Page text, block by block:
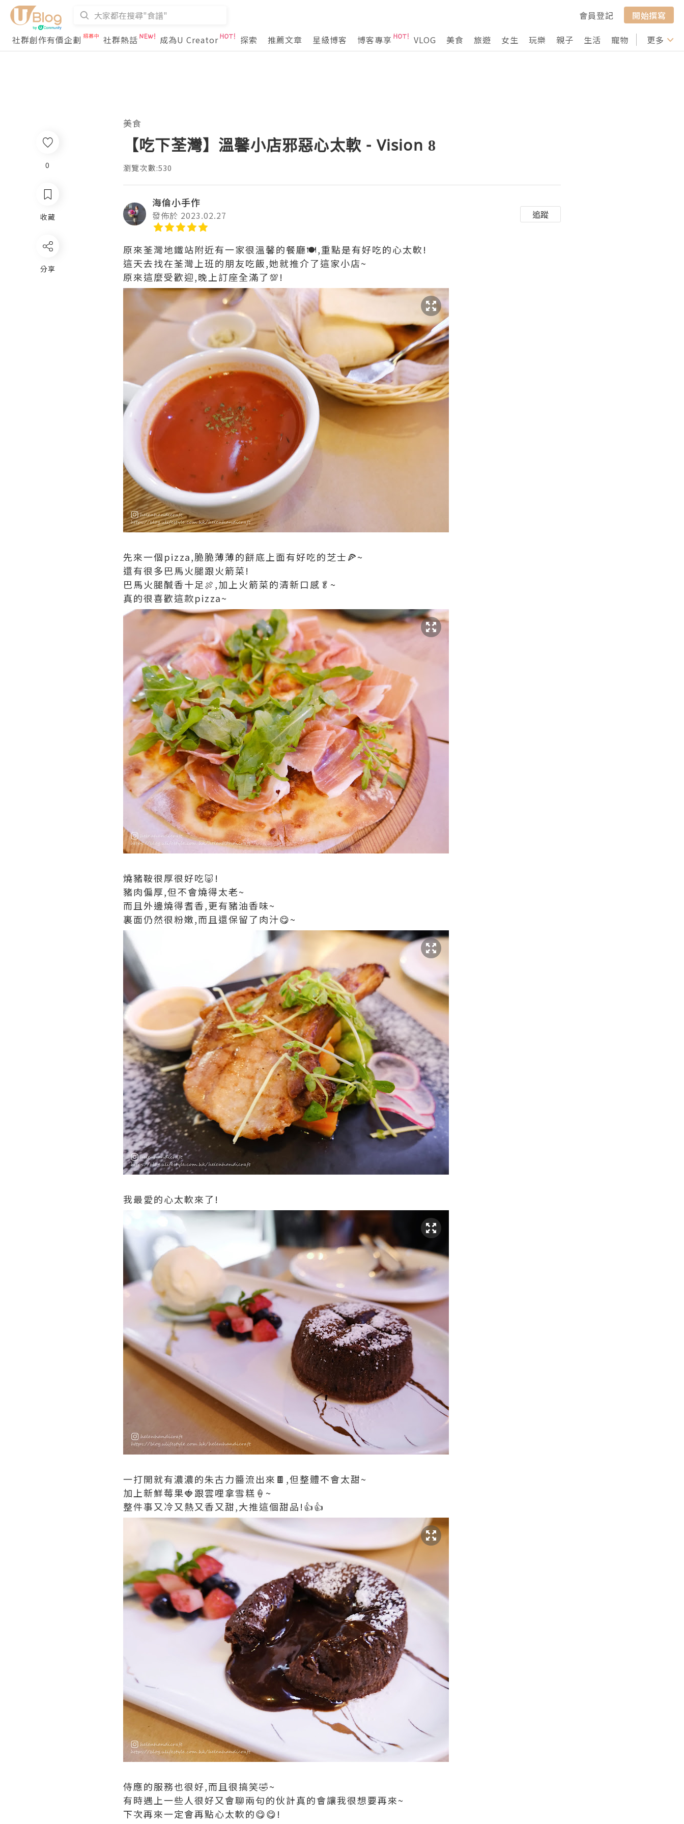
會員登記
開始撰寫
社群創作有價企劃
社群熱話 成為U Creator 探索 推薦文章 星級博客 博客專享 VLOG 美食 旅遊 女生 玩樂 親子 生活 寵物 行山 打卡
更多
0
收藏
分享
美食
【吃下荃灣】溫馨小店邪惡心太軟 - Vision 8
瀏覽次數:530
海倫小手作
發佈於 2023.02.27 追蹤
原來荃灣地鐵站附近有一家很溫馨的餐廳🍽,重點是有好吃的心太軟!
這天去找在荃灣上班的朋友吃飯,她就推介了這家小店~
原來這麼受歡迎,晚上訂座全滿了💯!
先來一個pizza,脆脆薄薄的餅底上面有好吃的芝士🍕~
還有很多巴馬火腿跟火箭菜!
巴馬火腿醎香十足🍖,加上火箭菜的清新口感🥬~
真的很喜歡這款pizza~
燒豬鞍很厚很好吃🐷!
豬肉偏厚,但不會燒得太老~
而且外邊燒得耆香,更有豬油香味~
裏面仍然很粉嫩,而且還保留了肉汁😋~
我最愛的心太軟來了!
一打開就有濃濃的朱古力醬流出來🍫,但整體不會太甜~
加上新鮮莓果🍓跟雲哩拿雪糕🍦~
整件事又冷又熱又香又甜,大推這個甜品!👍👍
侍應的服務也很好,而且很搞笑🤣~
有時遇上一些人很好又會聊兩句的伙計真的會讓我很想要再來~
下次再來一定會再點心太軟的😋😋!